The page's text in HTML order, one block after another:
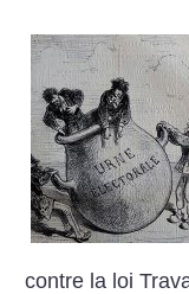
contre la loi